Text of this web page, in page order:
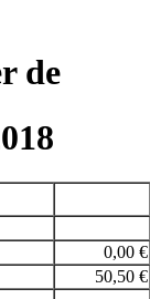
de
0,00 €
50,50 €